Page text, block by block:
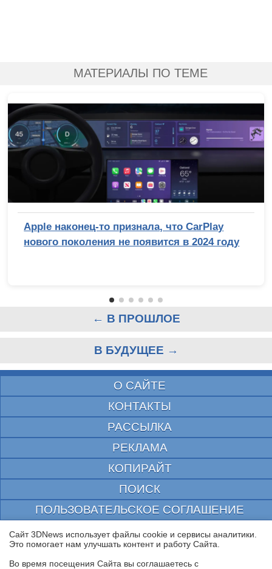
МАТЕРИАЛЫ ПО ТЕМЕ
Apple наконец-то признала, что CarPlay
нового поколения не появится в 2024 году
← В ПРОШЛОЕ
В БУДУЩЕЕ →
О САЙТЕ
КОНТАКТЫ
РАССЫЛКА
РЕКЛАМА
КОПИРАЙТ
ПОИСК
ПОЛЬЗОВАТЕЛЬСКОЕ СОГЛАШЕНИЕ
ЗАЩИЩЕНО CURATOR
© 1997—2026 Электронное периодическое издание "3ДНьюс" | Свидетельство о
Сайт 3DNews использует файлы cookie и сервисы аналитики.
Это помогает нам улучшать контент и работу Cайта.
Во время посещения Cайта вы соглашаетесь с